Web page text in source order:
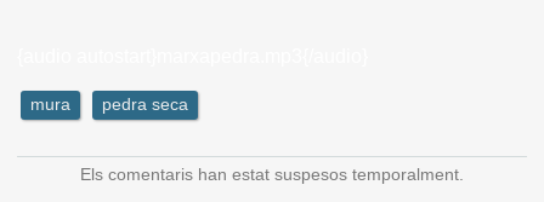
mura pedra seca
Els comentaris han estat suspesos temporalment.